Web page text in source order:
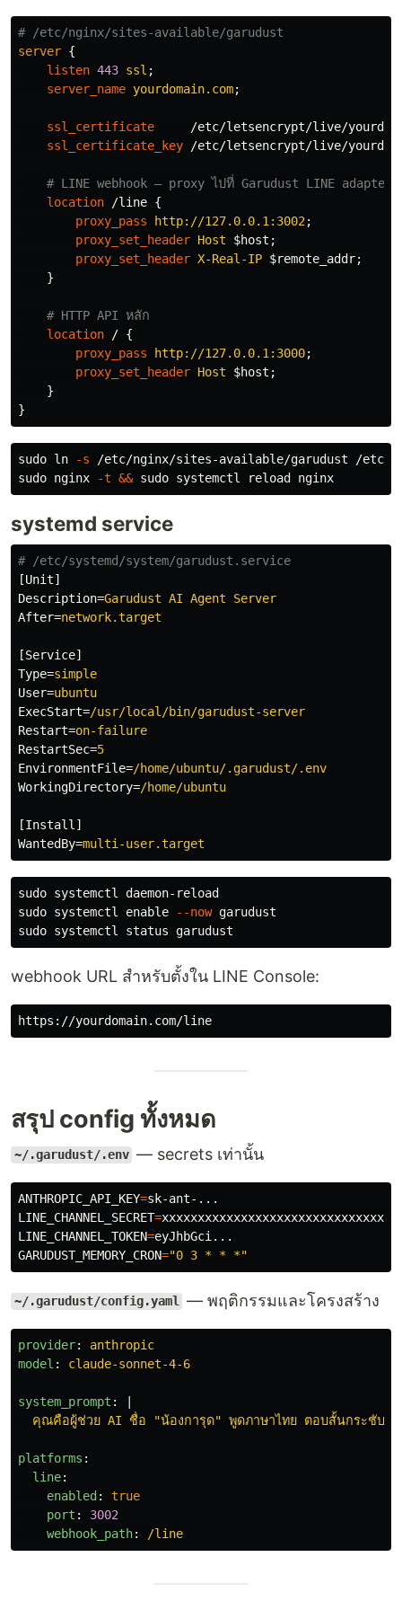
# /etc/nginx/sites-available/garudust
server {
listen 443 ssl ;
server_name yourdomain.com;
ssl_certificate
/etc/letsencrypt/live/
ssl_certificate_key
/etc/letsencrypt/live/
# LINE webhook — proxy ไปที่ Garudust LINE adapter
location
/line {
proxy_pass
http://127.0.0.1:3002 ;
proxy_set_header Host $host ;
proxy_set_header X-Real-IP $remote_addr;
}
# HTTP API หลัก
location
/ {
proxy_pass
http://127.0.0.1:3000;
proxy_set_header Host $host ;
}
}
sudo ln
-s
sudo nginx -t && sudo
systemd service
[Unit]
Description=Garudust AI Agent Server
After=network.target
[Service]
Type=simple
User=ubuntu
ExecStart=/usr/local/bin/garudust-server
Restart=on-failure
RestartSec=5
EnvironmentFile=/home/ubuntu/.garudust/.env
WorkingDirectory=/home/ubuntu
[Install]
WantedBy=multi-user.target
sudo
sudo systemctl enable --now
sudo
webhook URL สำหรับตั้งใน LINE Console:
สรุป config ทั้งหมด
~/.garudust/.env — secrets เท่านั้น
ANTHROPIC_API_KEY=
LINE_CHANNEL_SECRET=
LINE_CHANNEL_TOKEN=
GARUDUST_MEMORY_CRON="0 3 * * *"
~/.garudust/config.yaml — พฤติกรรมและโครงสร้าง
provider:
anthropic
model : claude-sonnet-4-6
system_prompt :
|
คุณคือผู้ช่วย AI ชื่อ "น้องการุด" พูดภาษาไทย ตอบสั้นกระชับ
platforms :
line:
enabled:
true
port :
3002
webhook_path: /line